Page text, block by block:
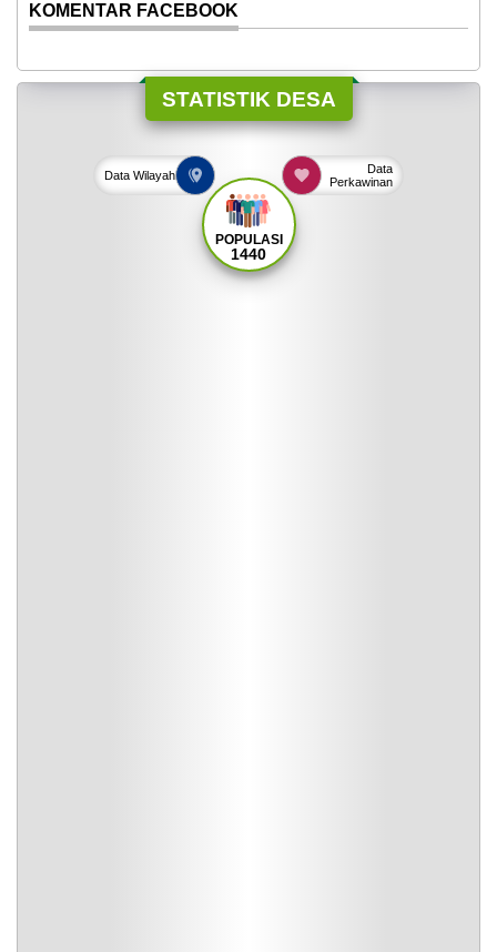
KOMENTAR FACEBOOK
STATISTIK DESA
POPULASI
1440
Data Wilayah
Data
Perkawinan